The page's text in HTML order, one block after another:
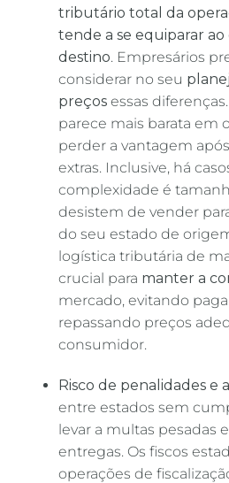
tributário total da
tende a se equiparar ao
destino. Empresários
considerar no seu
preçosessas
parece mais barata em
perder a vantagem
extras. Inclusive, há
complexidade é
desistem de vender
do seu estado de
logística tributária de
crucial para manter a
mercado, evitando
repassando preços
consumidor.
Risco de penalidades e
entre estados sem
levar a multas pesadas
entregas. Os fiscos
operações de